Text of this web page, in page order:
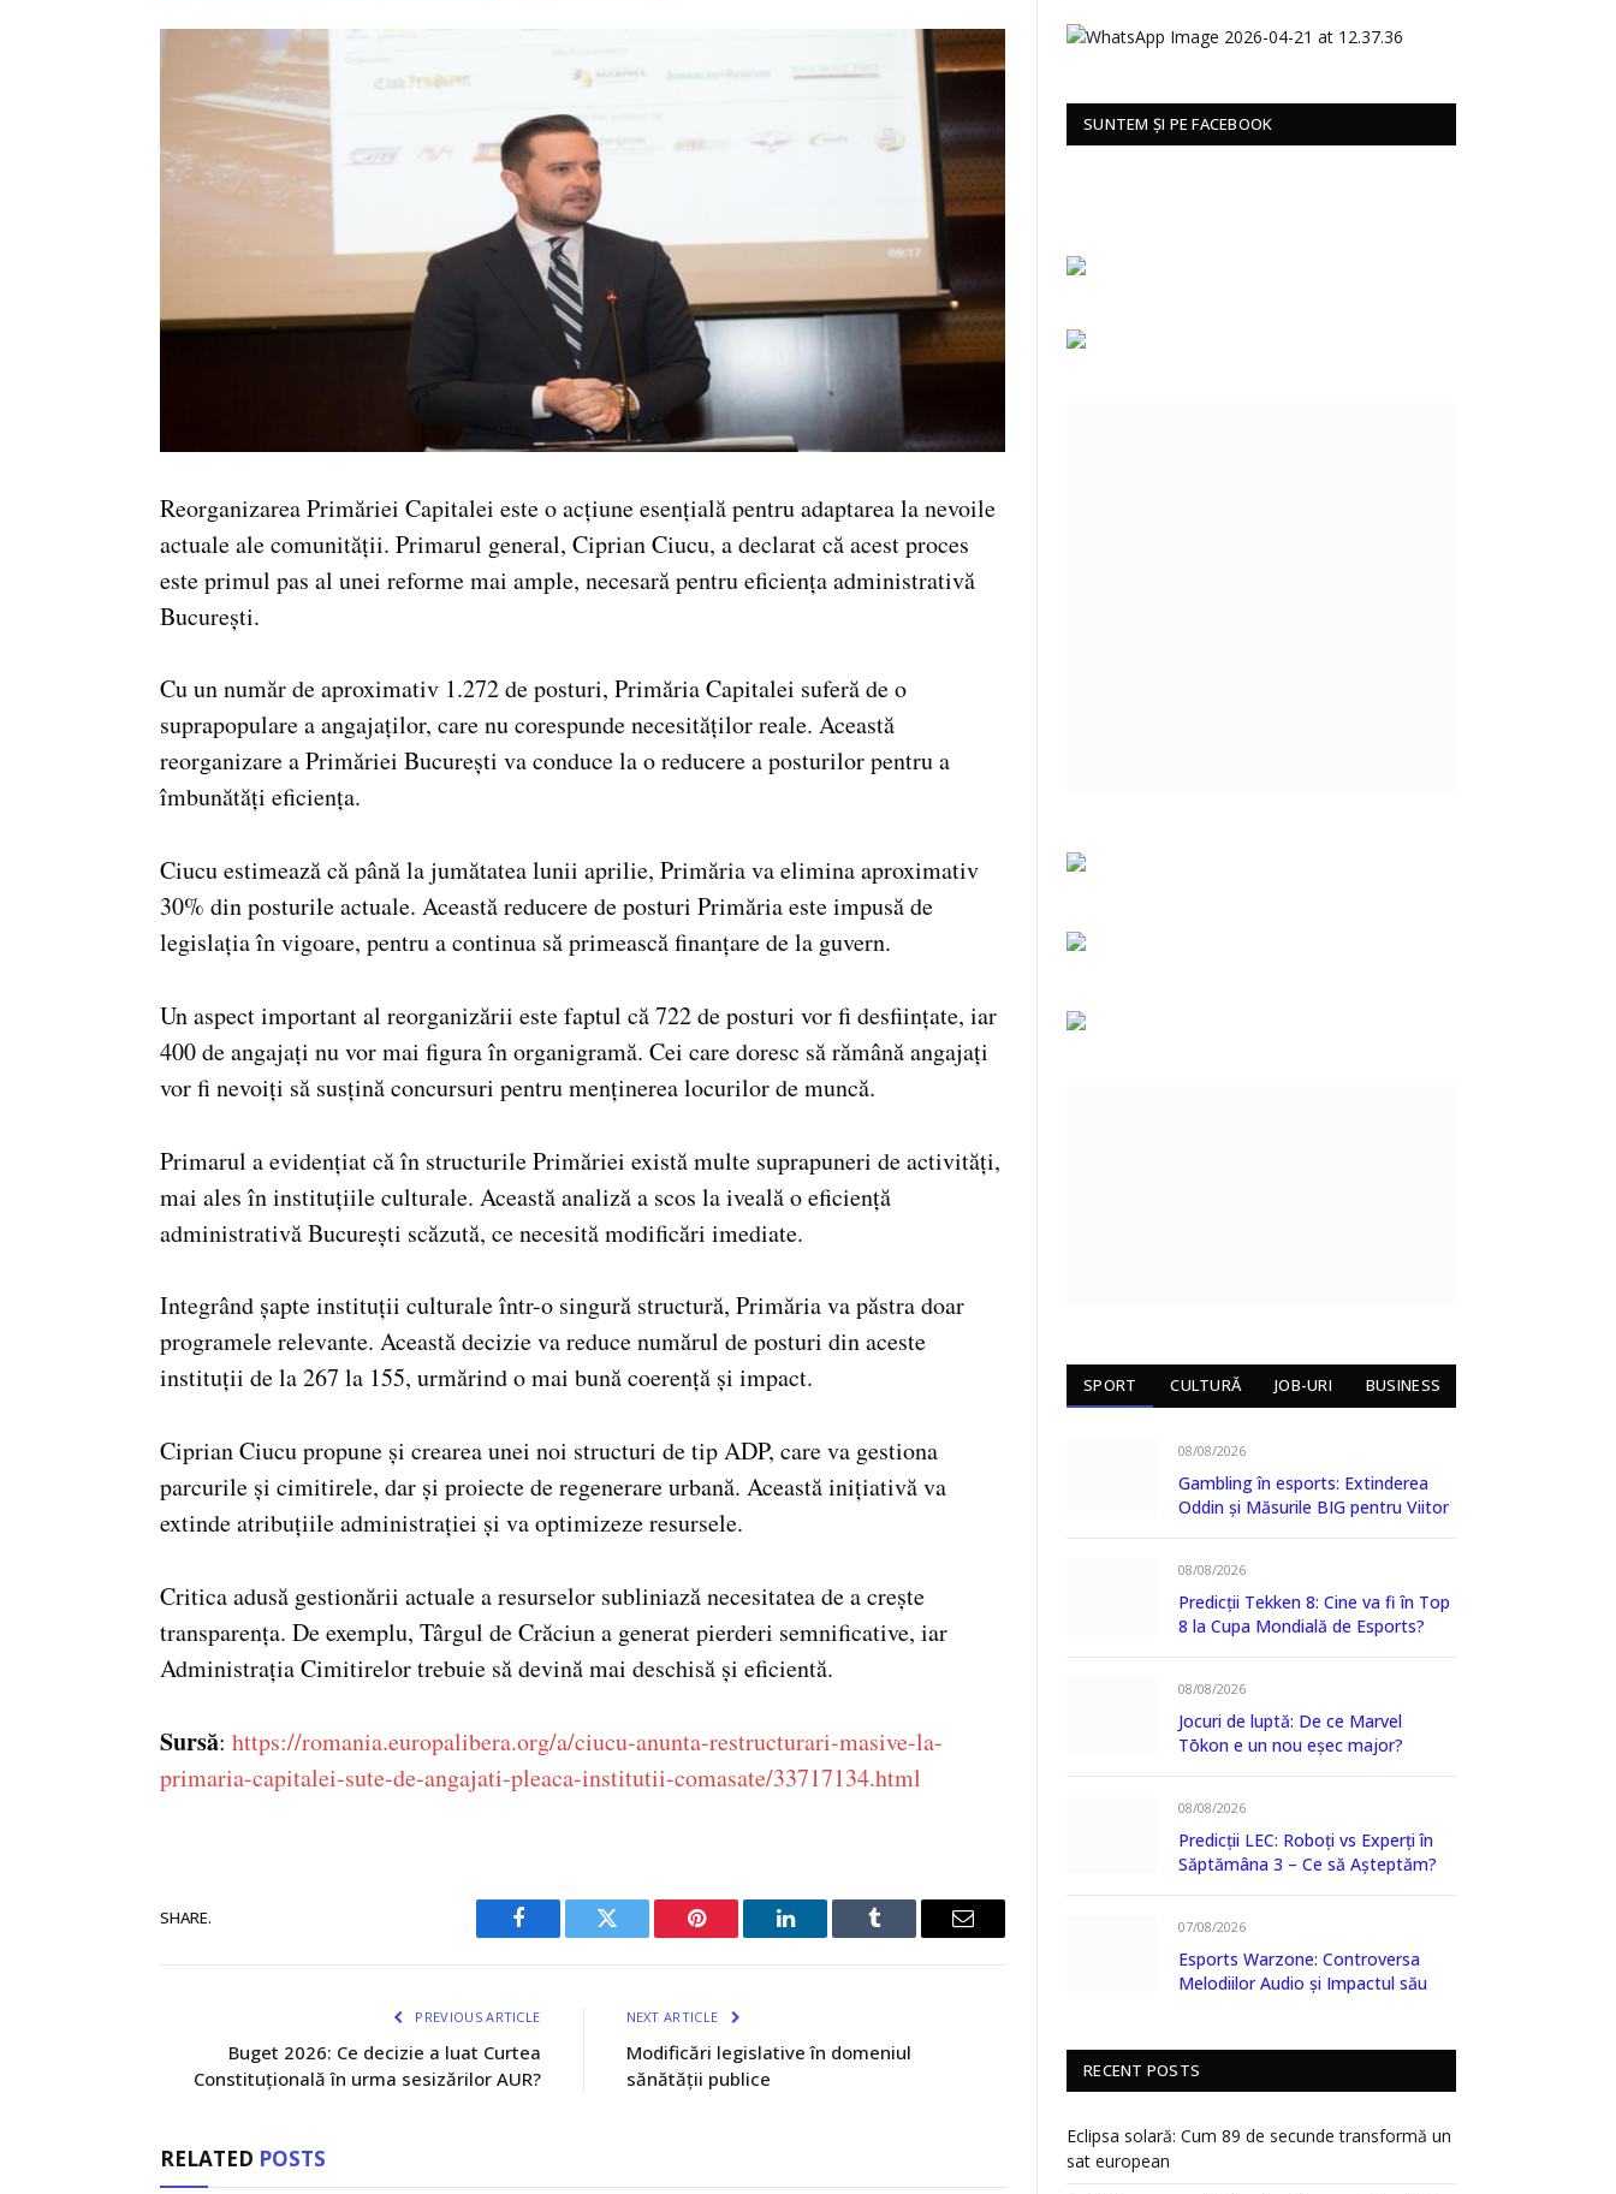
Reorganizarea Primăriei Capitalei este o acțiune esențială pentru adaptarea la nevoile
actuale ale comunității. Primarul general, Ciprian Ciucu, a declarat că acest proces
este primul pas al unei reforme mai ample, necesară pentru eficiența administrativă
București.
Cu un număr de aproximativ 1.272 de posturi, Primăria Capitalei suferă de o
suprapopulare a angajaților, care nu corespunde necesităților reale. Această
reorganizare a Primăriei București va conduce la o reducere a posturilor pentru a
îmbunătăți eficiența.
Ciucu estimează că până la jumătatea lunii aprilie, Primăria va elimina aproximativ
30% din posturile actuale. Această reducere de posturi Primăria este impusă de
legislația în vigoare, pentru a continua să primească finanțare de la guvern.
Un aspect important al reorganizării este faptul că 722 de posturi vor fi desființate, iar
400 de angajați nu vor mai figura în organigramă. Cei care doresc să rămână angajați
vor fi nevoiți să susțină concursuri pentru menținerea locurilor de muncă.
Primarul a evidențiat că în structurile Primăriei există multe suprapuneri de activități,
mai ales în instituțiile culturale. Această analiză a scos la iveală o eficiență
administrativă București scăzută, ce necesită modificări imediate.
Integrând șapte instituții culturale într-o singură structură, Primăria va păstra doar
programele relevante. Această decizie va reduce numărul de posturi din aceste
instituții de la 267 la 155, urmărind o mai bună coerență și impact.
Ciprian Ciucu propune și crearea unei noi structuri de tip ADP, care va gestiona
parcurile și cimitirele, dar și proiecte de regenerare urbană. Această inițiativă va
extinde atribuțiile administrației și va optimizeze resursele.
Critica adusă gestionării actuale a resurselor subliniază necesitatea de a crește
transparența. De exemplu, Târgul de Crăciun a generat pierderi semnificative, iar
Administrația Cimitirelor trebuie să devină mai deschisă și eficientă.
Sursă: https://romania.europalibera.org/a/ciucu-anunta-restructurari-masive-la-
primaria-capitalei-sute-de-angajati-pleaca-institutii-comasate/33717134.html
SHARE.
Facebook Twitter Pinterest LinkedIn Tumblr Email
PREVIOUS ARTICLE
Buget 2026: Ce decizie a luat Curtea
Constituțională în urma sesizărilor AUR?
NEXT ARTICLE
Modificări legislative în domeniul
sănătății publice
RELATED POSTS
SUNTEM ȘI PE FACEBOOK
SPORT CULTURĂ JOB-URI BUSINESS
08/08/2026
Gambling în esports: Extinderea
Oddin și Măsurile BIG pentru Viitor
08/08/2026
Predicții Tekken 8: Cine va fi în Top
8 la Cupa Mondială de Esports?
08/08/2026
Jocuri de luptă: De ce Marvel
Tōkon e un nou eșec major?
08/08/2026
Predicții LEC: Roboți vs Experți în
Săptămâna 3 – Ce să Așteptăm?
07/08/2026
Esports Warzone: Controversa
Melodiilor Audio și Impactul său
RECENT POSTS
Eclipsa solară: Cum 89 de secunde transformă un
sat european